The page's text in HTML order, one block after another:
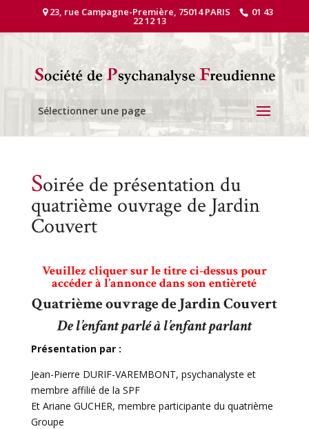
23, rue Campagne-Première, 75014 PARIS 01 43
22 12 13
Sélectionner une page
Soirée de présentation du
quatrième ouvrage de Jardin
Couvert
Veuillez cliquer sur le titre ci-dessus pour
accéder à l’annonce dans son entièreté
Quatrième ouvrage de Jardin Couvert
De l’enfant parlé à l’enfant parlant
Présentation par :
Jean-Pierre DURIF-VAREMBONT, psychanalyste et
membre affilié de la SPF
Et Ariane GUCHER, membre participante du quatrième
Groupe